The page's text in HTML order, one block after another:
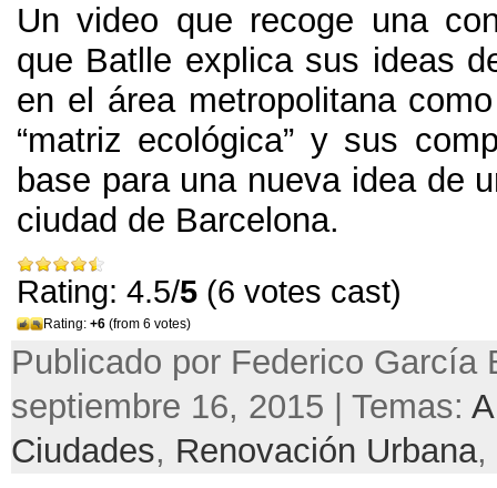
Un video que recoge una
que Batlle explica sus ideas
en el área metropolitana
“matriz ecológica” y sus
base para una nueva idea de
ciudad de Barcelona.
Rating: 4.5/5 (6 votes cast)
Rating: +6 (from 6 votes)
Publicado por Federico García
septiembre 16, 2015 | Temas:
Ciudades, Renovación Urbana,